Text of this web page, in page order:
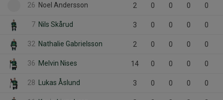
26 Noel Andersson 2 0 0 0 0
7 Nils Skårud 3 0 0 0 0
32 Nathalie Gabrielsson 2 0 0 0 0
36 Melvin Nises 14 0 0 0 0
28 Lukas Åslund 3 0 0 0 0